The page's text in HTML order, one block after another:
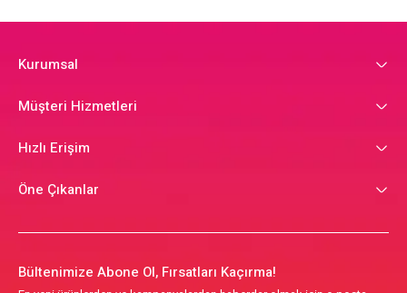
Kurumsal
Müşteri Hizmetleri
Hızlı Erişim
Öne Çıkanlar
Bültenimize Abone Ol, Fırsatları Kaçırma!